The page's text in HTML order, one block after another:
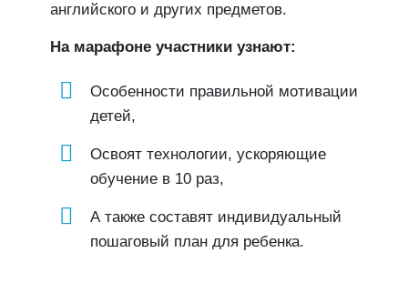
английского и других предметов.
На марафоне участники узнают:
Особенности правильной мотивации
детей,
Освоят технологии, ускоряющие
обучение в 10 раз,
А также составят индивидуальный
пошаговый план для ребенка.